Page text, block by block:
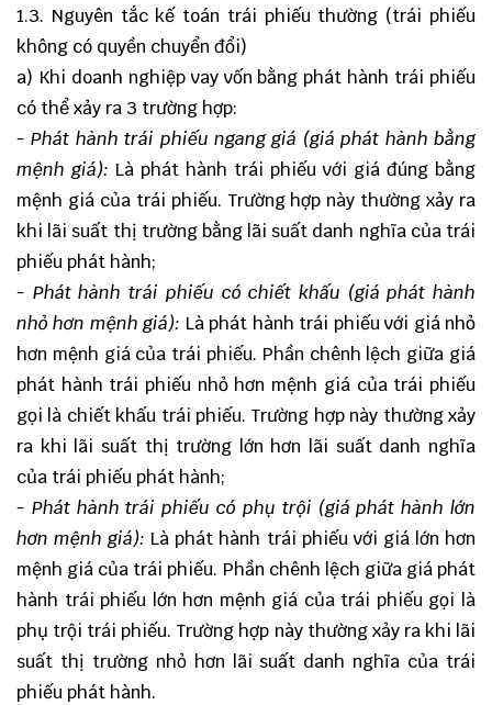
1.3. Nguyên tắc kế toán trái phiếu thường (trái phiếu
không có quyền chuyển đổi)
a) Khi doanh nghiệp vay vốn bằng phát hành trái phiếu
có thể xảy ra 3 trường hợp:
- Phát hành trái phiếu ngang giá (giá phát hành bằng
mệnh giá): Là phát hành trái phiếu với giá đúng bằng
mệnh giá của trái phiếu. Trường hợp này thường xảy ra
khi lãi suất thị trường bằng lãi suất danh nghĩa của trái
phiếu phát hành;
- Phát hành trái phiếu có chiết khấu (giá phát hành
nhỏ hơn mệnh giá): Là phát hành trái phiếu với giá nhỏ
hơn mệnh giá của trái phiếu. Phần chênh lệch giữa giá
phát hành trái phiếu nhỏ hơn mệnh giá của trái phiếu
gọi là chiết khấu trái phiếu. Trường hợp này thường xảy
ra khi lãi suất thị trường lớn hơn lãi suất danh nghĩa
của trái phiếu phát hành;
- Phát hành trái phiếu có phụ trội (giá phát hành lớn
hơn mệnh giá): Là phát hành trái phiếu với giá lớn hơn
mệnh giá của trái phiếu. Phần chênh lệch giữa giá phát
hành trái phiếu lớn hơn mệnh giá của trái phiếu gọi là
phụ trội trái phiếu. Trường hợp này thường xảy ra khi lãi
suất thị trường nhỏ hơn lãi suất danh nghĩa của trái
phiếu phát hành.